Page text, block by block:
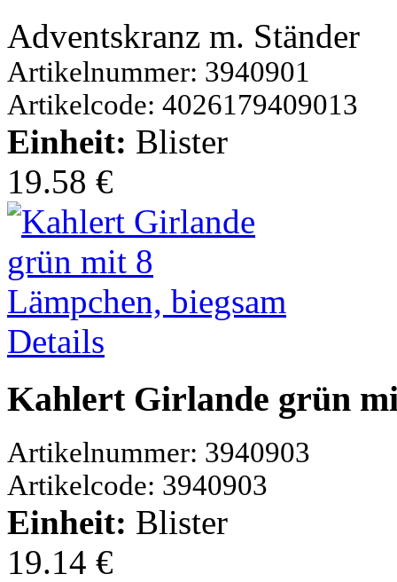
Adventskranz m. Ständer
Artikelnummer: 3940901
Artikelcode: 4026179409013
Einheit: Blister
19.58 €
Details
Kahlert Girlande grün
Artikelnummer: 3940903
Artikelcode: 3940903
Einheit: Blister
19.14 €